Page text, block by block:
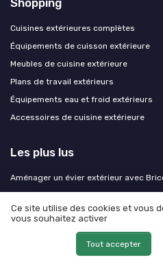
Cuisines extérieures complètes
Équipements de cuisson extérieure
Meubles de cuisine extérieure
Plans de travail extérieurs
Équipements eau et froid extérieurs
Accessoires de cuisine extérieure
Les plus lus
Aménager un évier extérieur avec
Les secrets d'un barbecue marocain
Comment choisir le meilleur evier
Optimiser l'utilisation d'un brûleur à
Ce site utilise des cookies et vous
vous souhaitez activer
Tout accepter